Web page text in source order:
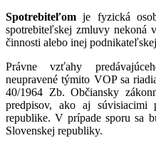
Spotrebiteľom je fyzická
spotrebiteľskej zmluvy nekoná
činnosti alebo inej
Právne vzťahy
neupravené týmito VOP sa
40/1964 Zb. Občiansky
predpisov, ako aj súvisiacimi
republike. V prípade sporu sa
Slovenskej republiky.